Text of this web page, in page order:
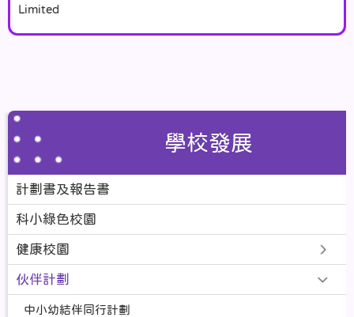
Limited
學校發展
計劃書及報告書
科小綠色校園
健康校園
伙伴計劃
中小幼結伴同行計劃